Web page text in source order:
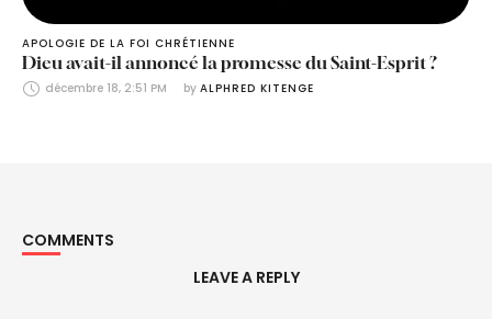
APOLOGIE DE LA FOI CHRÉTIENNE
Dieu avait-il annoncé la promesse du Saint-Esprit ?
décembre 18, 2:51 PM by ALPHRED KITENGE
COMMENTS
LEAVE A REPLY